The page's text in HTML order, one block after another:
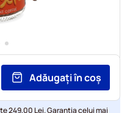
Adăugați în coș
249,00 Lei. Garanția celui mai